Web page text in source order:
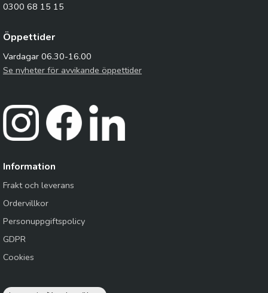
0300 68 15 15
Öppettider
Vardagar 06.30-16.00
Se nyheter för avvikande öppettider
Information
Frakt och leverans
Ordervillkor
Personuppgiftspolicy
GDPR
Cookies